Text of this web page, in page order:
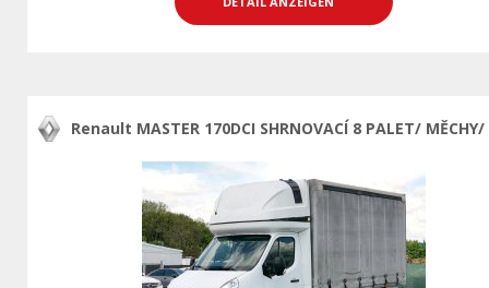
Renault MASTER 170DCI SHRNOVACÍ 8 PALET/ MĚCHY/